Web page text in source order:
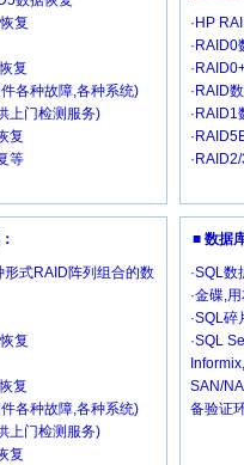
复
复
各种故障,各种系统)
上门检测服务)
复
等
·HP
·RAID0
·RAID
形式RAID阵列组合的数
复
复
各种故障,各种系统)
上门检测服务)
复
■ 数据
·SQL
·金碟,
·SQL
·SQL
SAN/
备验证